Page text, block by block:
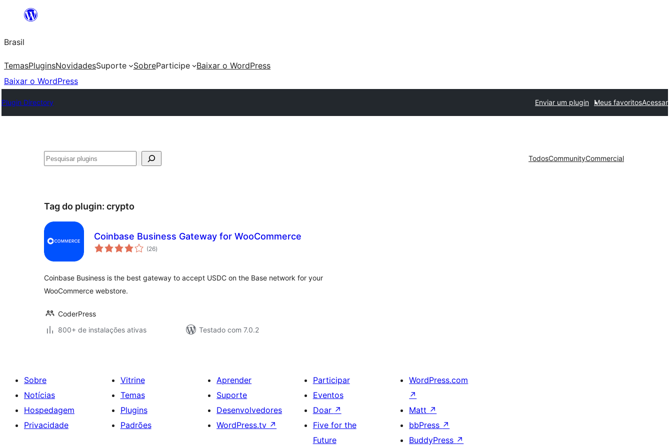
o
conteúdo
Brasil
TemasPluginsNovidadesSuporte SobreParticipe
Baixar o WordPress
Baixar o WordPress
Plugin Directory Enviar um plugin Meus favoritosAcessar
Pesquisar TodosCommunityCommercial
Tag do plugin: crypto
Coinbase Business Gateway for WooCommerce
(26total
de
)
Coinbase Business is the best gateway to accept USDC on the Base network for your
WooCommerce webstore.
CoderPress
800+ de instalações ativas
Testado com 7.0.2
Sobre
Notícias
Hospedagem
Privacidade
Vitrine
Temas
Plugins
Padrões
Aprender
Suporte
Desenvolvedores
WordPress.tv ↗
Participar
Eventos
Doar ↗
Five for the
Future
WordPress.com
↗
Matt ↗
bbPress ↗
BuddyPress ↗